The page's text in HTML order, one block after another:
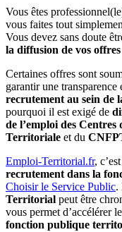
Vous êtes
vous faites tout
Vous devez sans doute
la diffusion de vos
Certaines offres sont
garantir une transparence
recrutement au sein
pourquoi il est exigé de
de l’emploi des
Territoriale et du
Emploi-Territorial.fr,
recrutement dans la
Choisir le Service Public.
Territorial peut être
vous permet d’accélérer le
fonction publique